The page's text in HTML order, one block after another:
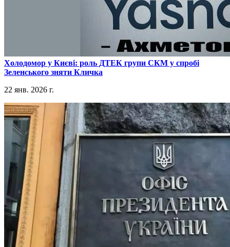
​Холодомор у Києві: роль ДТЕК групи СКМ у спробі
Зеленського зняти Кличка
22 янв. 2026 г.